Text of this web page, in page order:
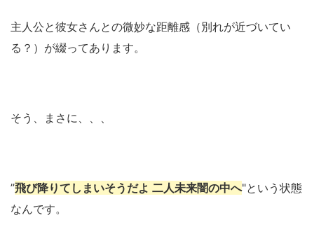
主人公と彼女さんとの微妙な距離感（別れが近づいてい
る？）が綴ってあります。
そう、まさに、、、
”飛び降りてしまいそうだよ 二人未来闇の中へ"という状態
なんです。